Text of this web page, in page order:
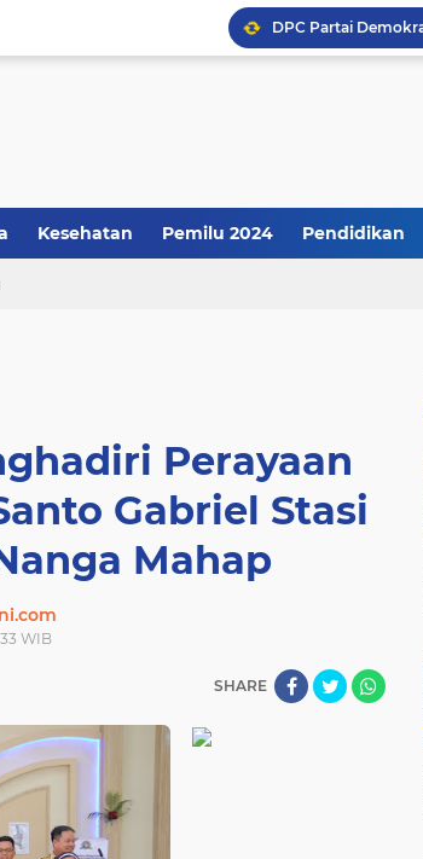
Kesehatan Pemilu 2024 Pendidikan
Perayaan
Gabriel Stasi
Mahap
WIB
SHARE